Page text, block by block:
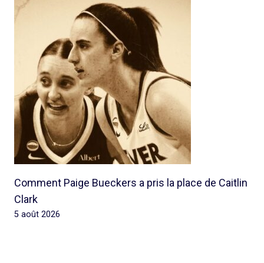
Comment Paige Bueckers a pris la place de Caitlin
Clark
5 août 2026